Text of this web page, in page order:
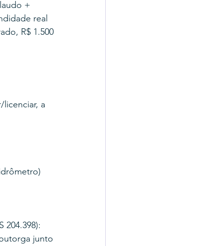
+
real
R$ 1.500
a
204.398):
junto